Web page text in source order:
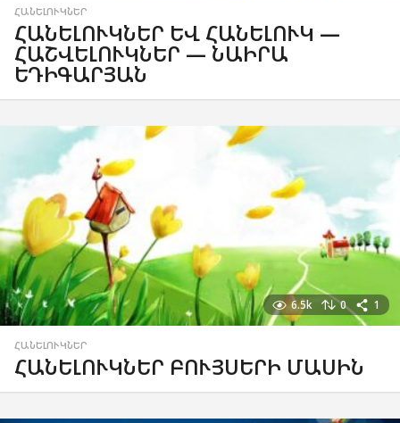
ՀԱՆԵԼՈՒԿՆԵՐ
ՀԱՆԵԼՈՒԿՆԵՐ ԵՎ ՀԱՆԵԼՈՒԿ —
ՀԱՇՎԵԼՈՒԿՆԵՐ — ՆԱԻՐԱ
ԵԴԻԳԱՐՅԱՆ
6.5k 0 1
ՀԱՆԵԼՈՒԿՆԵՐ
ՀԱՆԵԼՈՒԿՆԵՐ ԲՈՒՅՍԵՐԻ ՄԱՍԻՆ